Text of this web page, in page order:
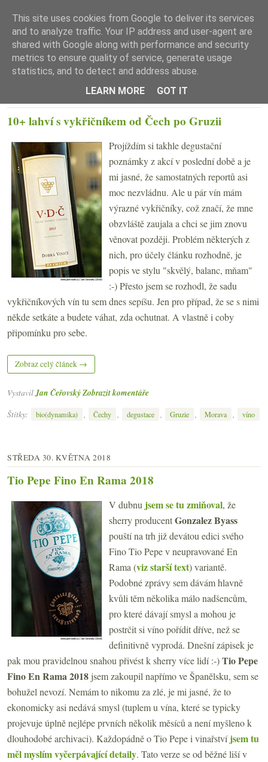
☰ Menu
10+ lahví s vykřičníkem od Čech po Gruzii
Projíždím si takhle degustační
poznámky z akcí v poslední době a je
mi jasné, že samostatných reportů asi
moc nezvládnu. Ale u pár vín mám
výrazné vykřičníky, což značí, že mne
obzvláště zaujala a chci se jim znovu
věnovat později. Problém některých z
nich, pro účely článku rozhodně, je
popis ve stylu "skvělý, balanc, mňam"
:-) Přesto jsem se rozhodl, že sadu
vykřičníkových vín tu sem dnes sepíšu. Jen pro případ, že se s nimi
někde setkáte a budete váhat, zda ochutnat. A vlastně i coby
připomínku pro sebe.
Zobraz celý článek →
Vystavil Jan ČeřovskýZobrazit komentáře
Štítky:
bio(dynamika) , Čechy , degustace , Gruzie , Morava , víno
STŘEDA 30. KVĚTNA 2018
Tio Pepe Fino En Rama 2018
V dubnu jsem se tu zmiňoval, že
sherry producentGonzalez Byass
pouští na trh již devátou edici svého
Fino Tio Pepe v neupravované En
Rama (viz starší text) variantě.
Podobné zprávy sem dávám hlavně
kvůli těm několika málo nadšencům,
pro které dávají smysl a mohou je
postrčit si víno pořídit dříve, než se
definitivně vyprodá. Dnešní zápisek je
pak mou pravidelnou snahou přivést k sherry více lidí :-)Tio Pepe
Fino En Rama 2018 jsem zakoupil napřímo ve Španělsku, sem se
bohužel nevozí. Nemám to nikomu za zlé, je mi jasné, že to
ekonomicky asi nedává smysl (tuplem u vína, které se typicky
projevuje úplně nejlépe prvních několik měsíců a není myšleno k
dlouhodobé archivaci). Každopádně o Tio Pepe i vinařstvíjsem tu
měl myslím vyčerpávající detaily. Tato verze se od běžné liší v
This site uses cookies from Google to deliver its services
and to analyze traffic. Your IP address and user-agent are
shared with Google along with performance and security
metrics to ensure quality of service, generate usage
statistics, and to detect and address abuse.
LEARN MORE
GOT IT